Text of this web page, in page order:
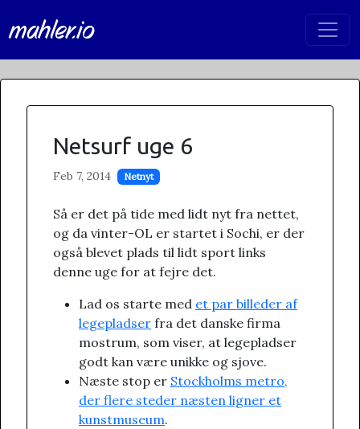
mahler.io
Netsurf uge 6
Feb 7, 2014 Netnyt
Så er det på tide med lidt nyt fra nettet,
og da vinter-OL er startet i Sochi, er der
også blevet plads til lidt sport links
denne uge for at fejre det.
Lad os starte med et par billeder af
legepladser fra det danske firma
mostrum, som viser, at legepladser
godt kan være unikke og sjove.
Næste stop er Stockholms metro,
der flere steder næsten ligner et
kunstmuseum.